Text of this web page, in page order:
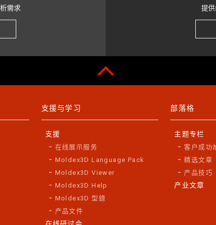
需求 提
支援与学习
支援
在线展示服务
Moldex3D Language Pack
Moldex3D Viewer
Moldex3D Help
Moldex3D 型錄
产品文件
部落格
主题专栏
客户成功
精选文章
产品技巧
产业文章